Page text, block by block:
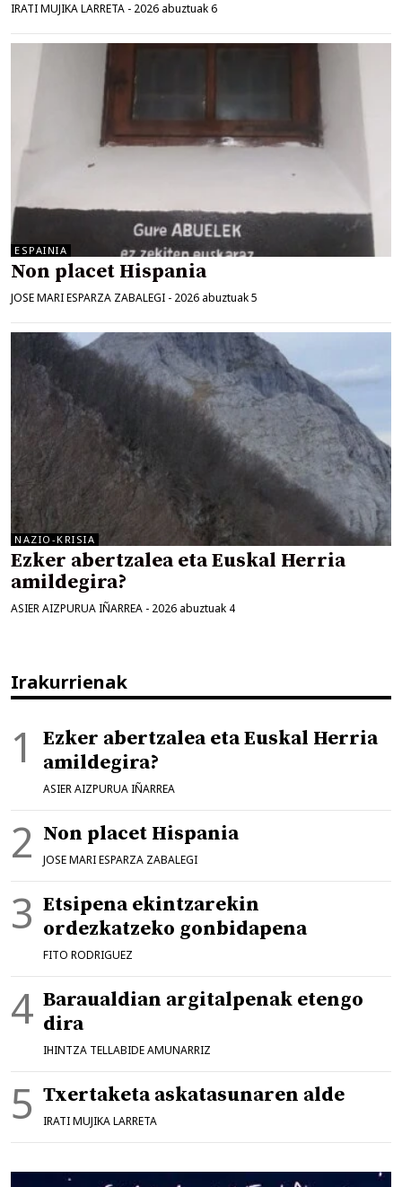
IRATI MUJIKA LARRETA - 2026 abuztuak 6
ESPAINIA
Non placet Hispania
JOSE MARI ESPARZA ZABALEGI - 2026 abuztuak 5
NAZIO-KRISIA
Ezker abertzalea eta Euskal Herria
amildegira?
ASIER AIZPURUA IÑARREA - 2026 abuztuak 4
Irakurrienak
Ezker abertzalea eta Euskal Herria
amildegira?
ASIER AIZPURUA IÑARREA
Non placet Hispania
JOSE MARI ESPARZA ZABALEGI
Etsipena ekintzarekin
ordezkatzeko gonbidapena
FITO RODRIGUEZ
Baraualdian argitalpenak etengo
dira
IHINTZA TELLABIDE AMUNARRIZ
Txertaketa askatasunaren alde
IRATI MUJIKA LARRETA